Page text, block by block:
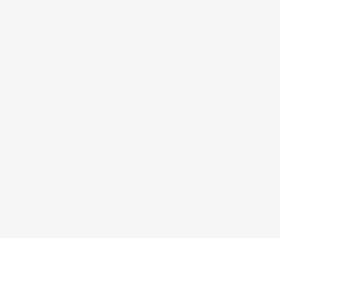
je in kleine ruimtes